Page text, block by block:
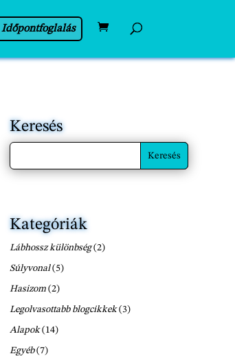
Időpontfoglalás
Keresés
Kategóriák
Lábhossz különbség(2)
Súlyvonal(5)
Hasizom (2)
Legolvasottabb blogcikkek(3)
Alapok(14)
Egyéb(7)